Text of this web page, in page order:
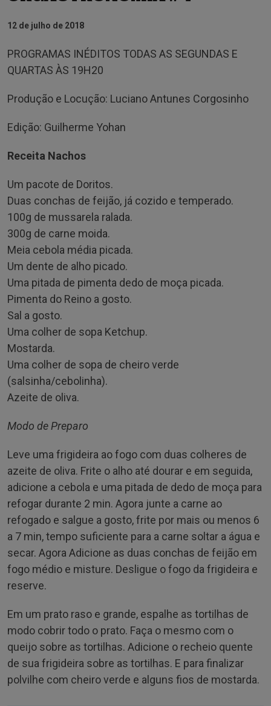
12 de julho de 2018
PROGRAMAS INÉDITOS TODAS AS SEGUNDAS E
QUARTAS ÀS 19H20
Produção e Locução: Luciano Antunes Corgosinho
Edição: Guilherme Yohan
Receita Nachos
Um pacote de Doritos.
Duas conchas de feijão, já cozido e temperado.
100g de mussarela ralada.
300g de carne moida.
Meia cebola média picada.
Um dente de alho picado.
Uma pitada de pimenta dedo de moça picada.
Pimenta do Reino a gosto.
Sal a gosto.
Uma colher de sopa Ketchup.
Mostarda.
Uma colher de sopa de cheiro verde
(salsinha/cebolinha).
Azeite de oliva.
Modo de Preparo
Leve uma frigideira ao fogo com duas colheres de
azeite de oliva. Frite o alho até dourar e em seguida,
adicione a cebola e uma pitada de dedo de moça para
refogar durante 2 min. Agora junte a carne ao
refogado e salgue a gosto, frite por mais ou menos 6
a 7 min, tempo suficiente para a carne soltar a água e
secar. Agora Adicione as duas conchas de feijão em
fogo médio e misture. Desligue o fogo da frigideira e
reserve.
Em um prato raso e grande, espalhe as tortilhas de
modo cobrir todo o prato. Faça o mesmo com o
queijo sobre as tortilhas. Adicione o recheio quente
de sua frigideira sobre as tortilhas. E para finalizar
polvilhe com cheiro verde e alguns fios de mostarda.